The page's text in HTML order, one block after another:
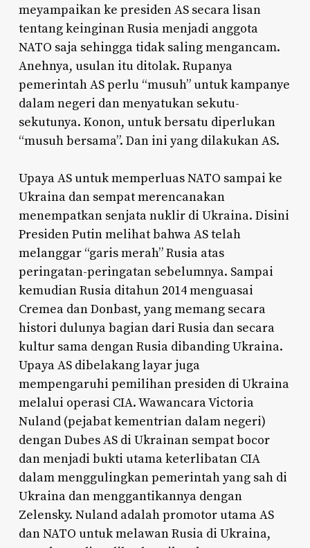
meyampaikan ke presiden AS secara lisan
tentang keinginan Rusia menjadi anggota
NATO saja sehingga tidak saling mengancam.
Anehnya, usulan itu ditolak. Rupanya
pemerintah AS perlu “musuh” untuk kampanye
dalam negeri dan menyatukan sekutu-
sekutunya. Konon, untuk bersatu diperlukan
“musuh bersama”. Dan ini yang dilakukan AS.
Upaya AS untuk memperluas NATO sampai ke
Ukraina dan sempat merencanakan
menempatkan senjata nuklir di Ukraina. Disini
Presiden Putin melihat bahwa AS telah
melanggar “garis merah” Rusia atas
peringatan-peringatan sebelumnya. Sampai
kemudian Rusia ditahun 2014 menguasai
Cremea dan Donbast, yang memang secara
histori dulunya bagian dari Rusia dan secara
kultur sama dengan Rusia dibanding Ukraina.
Upaya AS dibelakang layar juga
mempengaruhi pemilihan presiden di Ukraina
melalui operasi CIA. Wawancara Victoria
Nuland (pejabat kementrian dalam negeri)
dengan Dubes AS di Ukrainan sempat bocor
dan menjadi bukti utama keterlibatan CIA
dalam menggulingkan pemerintah yang sah di
Ukraina dan menggantikannya dengan
Zelensky. Nuland adalah promotor utama AS
dan NATO untuk melawan Rusia di Ukraina,